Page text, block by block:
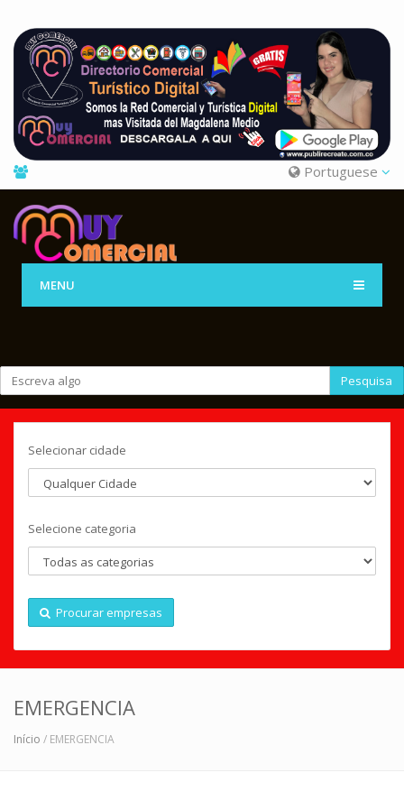
Portuguese
MENU
Pesquisa
Selecionar cidade
Selecione categoria
Procurar empresas
EMERGENCIA
Início / EMERGENCIA